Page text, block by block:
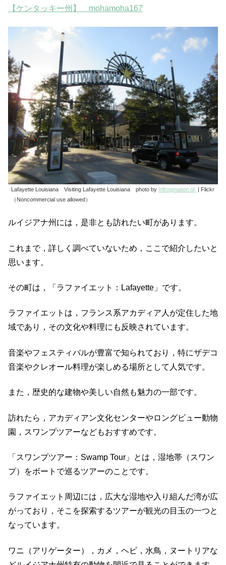
【ケンタッキー州】 mohamoha167
Lafayette Louisiana Visiting Lafayette Louisiana photo by Infrogmation of | Flickr
（Noncommercial use allowed）
ルイジアナ州には，是非とも訪れたい町があります。
これまで，詳しく調べていないため，ここで紹介したいと
思います。
その町は，「ラファイエット：Lafayette」です。
ラファイエットは，フランス系アカディア人が定住した地
域であり，その文化や料理にも反映されています。
音楽やフェスティバルが豊富で知られており，特にザデコ
音楽やクレオール料理が楽しめる場所として人気です。
また，歴史的な建物や美しい自然も魅力の一部です。
訪れたら，アカディアン文化センターやロングビュー動物
園，スワンプツアーなどもおすすめです。
「スワンプツアー：Swamp Tour」とは，湿地帯（スワン
プ）をボートで巡るツアーのことです。
ラファイエット周辺には，広大な湿地や入り組んだ湾が広
がっており，そこを探索するツアーが観光の目玉の一つと
なっています。
ワニ（アリゲーター），カメ，ヘビ，水鳥，ヌートリアな